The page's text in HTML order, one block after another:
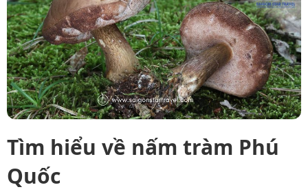
Tìm hiểu về nấm tràm Phú
Quốc